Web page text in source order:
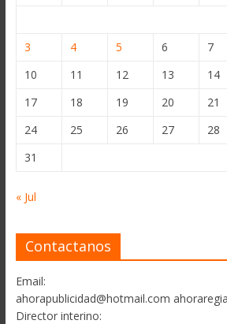
3
4 5 6 7
10
11 12 13 14
17
18 19 20 21
24
25 26 27 28
31
« Jul
Contactanos
Email:
ahorapublicidad@hotmail.com
Director interino: